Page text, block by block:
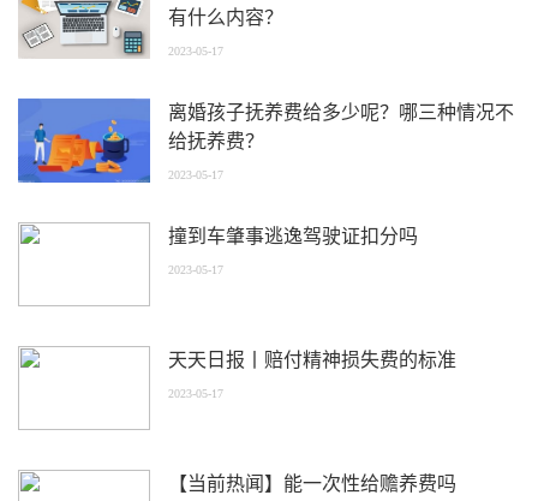
有什么内容？
2023-05-17
离婚孩子抚养费给多少呢？哪三种情况不
给抚养费？
2023-05-17
撞到车肇事逃逸驾驶证扣分吗
2023-05-17
天天日报丨赔付精神损失费的标准
2023-05-17
【当前热闻】能一次性给赡养费吗